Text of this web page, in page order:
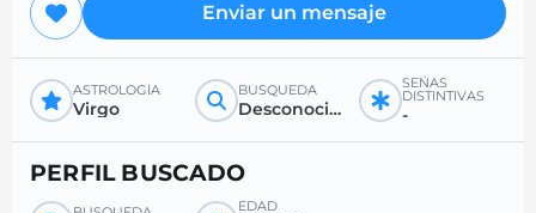
Enviar un mensaje
ASTROLOGÍA
Virgo
BÚSQUEDA
Desconocido
SEÑAS
DISTINTIVAS
-
PERFIL BUSCADO
EDAD